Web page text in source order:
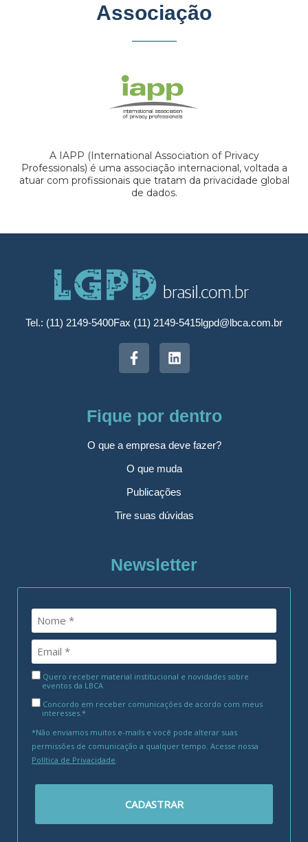
Associação
A IAPP (International Association of Privacy
Professionals) é uma associação internacional, voltada a
atuar com profissionais que tratam da privacidade global
de dados.
Tel.: (11) 2149-5400Fax (11) 2149-5415lgpd@lbca.com.br
Fique por dentro
O que a empresa deve fazer?
O que muda
Publicações
Tire suas dúvidas
Newsletter
Quero receber material institucional e novidades sobre
eventos da LBCA
Concordo em receber comunicações de acordo com meus
interesses.*
*Não enviamos muitos e-mails e você pode alterar suas
permissões de comunicação a qualquer tempo. Acesse nossa
Política de Privacidade.
CADASTRAR